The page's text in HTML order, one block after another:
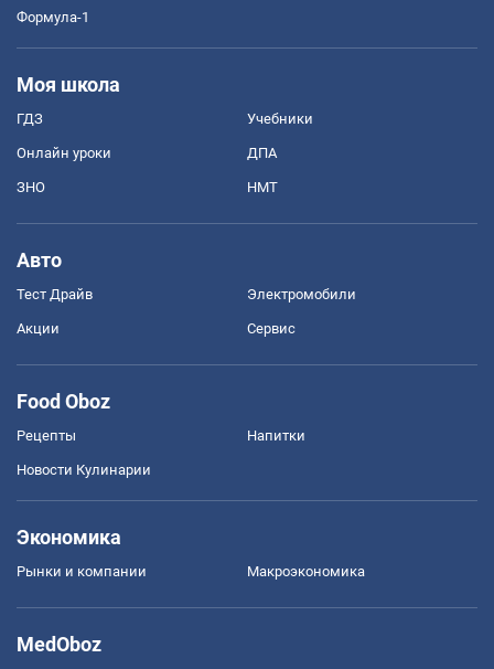
Формула-1
Моя школа
ГДЗ Учебники
Онлайн уроки ДПА
ЗНО НМТ
Авто
Тест Драйв Электромобили
Акции Сервис
Food Oboz
Рецепты Напитки
Новости Кулинарии
Экономика
Рынки и компании Mакроэкономика
MedOboz